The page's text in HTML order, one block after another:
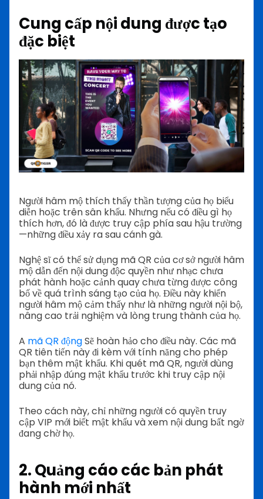
Cung cấp nội dung được tạo
đặc biệt
Người hâm mộ thích thấy thần tượng của họ biểu
diễn hoặc trên sân khấu. Nhưng nếu có điều gì họ
thích hơn, đó là được truy cập phía sau hậu trường
—những điều xảy ra sau cánh gà.
Nghệ sĩ có thể sử dụng mã QR của cơ sở người hâm
mộ dẫn đến nội dung độc quyền như nhạc chưa
phát hành hoặc cảnh quay chưa từng được công
bố về quá trình sáng tạo của họ. Điều này khiến
người hâm mộ cảm thấy như là những người nội bộ,
nâng cao trải nghiệm và lòng trung thành của họ.
A mã QR độngSẽ hoàn hảo cho điều này. Các mã
QR tiên tiến này đi kèm với tính năng cho phép
bạn thêm mật khẩu. Khi quét mã QR, người dùng
phải nhập đúng mật khẩu trước khi truy cập nội
dung của nó.
Theo cách này, chỉ những người có quyền truy
cập VIP mới biết mật khẩu và xem nội dung bất ngờ
đang chờ họ.
2.Quảng cáo các bản phát
hành mới nhất